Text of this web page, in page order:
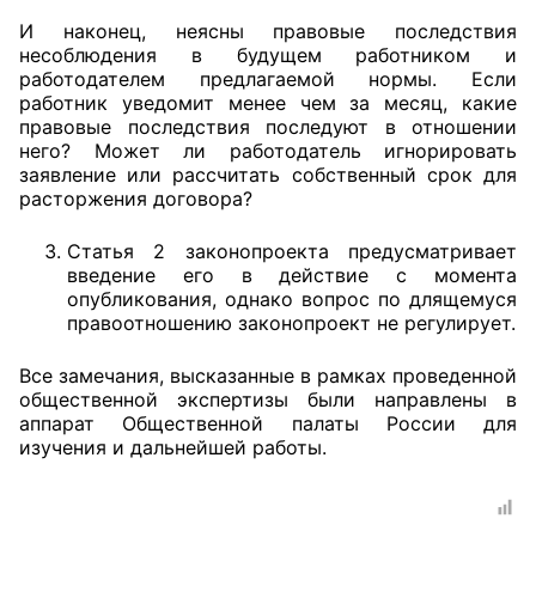
И наконец, неясны правовые последствия
несоблюдения в будущем работником и
работодателем предлагаемой нормы. Если
работник уведомит менее чем за месяц, какие
правовые последствия последуют в отношении
него? Может ли работодатель игнорировать
заявление или рассчитать собственный срок для
расторжения договора?
Статья 2 законопроекта предусматривает
введение его в действие с момента
опубликования, однако вопрос по длящемуся
правоотношению законопроект не регулирует.
Все замечания, высказанные в рамках проведенной
общественной экспертизы были направлены в
аппарат Общественной палаты России для
изучения и дальнейшей работы.